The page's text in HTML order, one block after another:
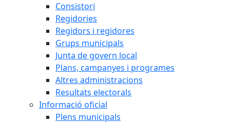
Consistori
Regidories
Regidors i regidores
Grups municipals
Junta de govern local
Plans, campanyes i programes
Altres administracions
Resultats electorals
Informació oficial
Plens municipals